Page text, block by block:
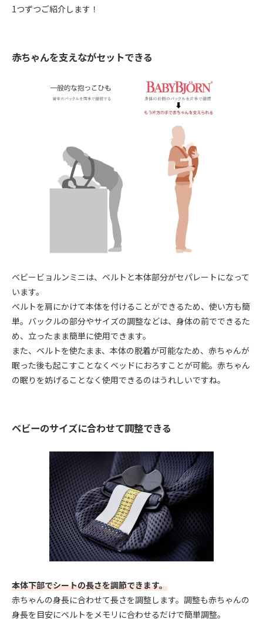
1つずつご紹介します！
赤ちゃんを支えながセットできる
ベビービョルンミニは、ベルトと本体部分がセパレートになって
います。
ベルトを肩にかけて本体を付けることができるため、使い方も簡
単。バックルの部分やサイズの調整などは、身体の前でできるた
め、立ったまま簡単に使用できます。
また、ベルトを使たまま、本体の脱着が可能なため、赤ちゃんが
眠った後も起こすことなくベッドにおろすことが可能。赤ちゃん
の眠りを妨げることなく使用できるのはうれしいですね。
ベビーのサイズに合わせて調整できる
本体下部でシートの長さを調節できます。
赤ちゃんの身長に合わせて長さを調整します。調整も赤ちゃんの
身長を目安にベルトをメモリに合わせるだけで簡単調整。